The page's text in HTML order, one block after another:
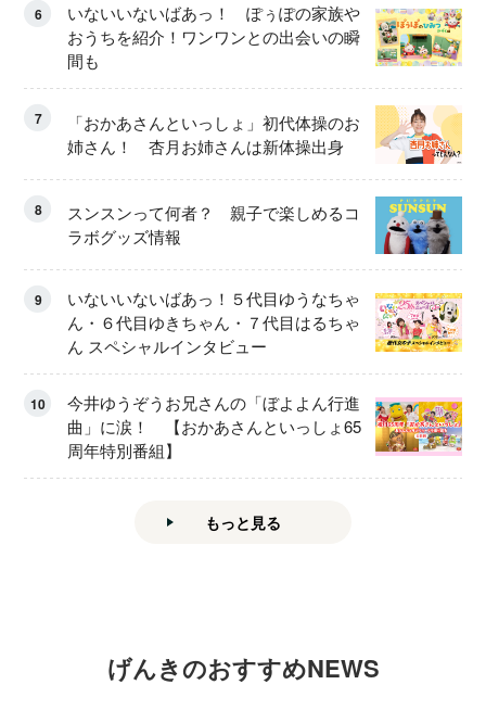
6
いないいないばあっ！ ぽぅぽの家族や
おうちを紹介！ワンワンとの出会いの瞬
間も
7
「おかあさんといっしょ」初代体操のお
姉さん！ 杏月お姉さんは新体操出身
8
スンスンって何者？ 親子で楽しめるコ
ラボグッズ情報
9
いないいないばあっ！５代目ゆうなちゃ
ん・６代目ゆきちゃん・７代目はるちゃ
ん スペシャルインタビュー
10
今井ゆうぞうお兄さんの「ぼよよん行進
曲」に涙！ 【おかあさんといっしょ65
周年特別番組】
もっと見る
げんきのおすすめNEWS